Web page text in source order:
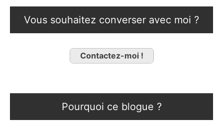
Vous souhaitez converser avec moi ?
Contactez-moi !
Pourquoi ce blogue ?